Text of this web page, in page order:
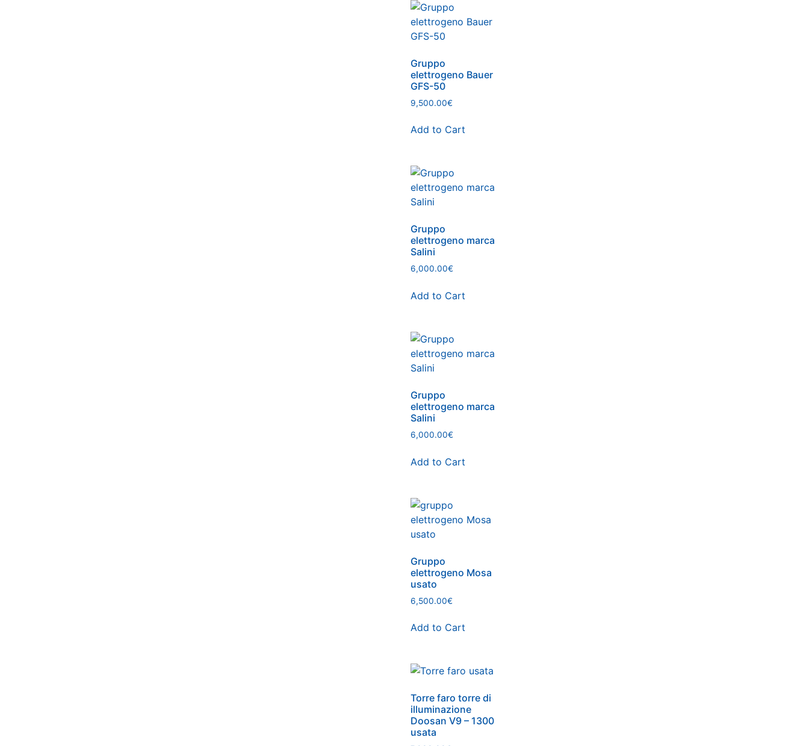
Gruppo
elettrogeno Bauer
GFS-50
9,500.00€
Add to Cart
Gruppo
elettrogeno marca
Salini
6,000.00€
Add to Cart
Gruppo
elettrogeno marca
Salini
6,000.00€
Add to Cart
Gruppo
elettrogeno Mosa
usato
6,500.00€
Add to Cart
Torre faro torre di
illuminazione
Doosan V9 – 1300
usata